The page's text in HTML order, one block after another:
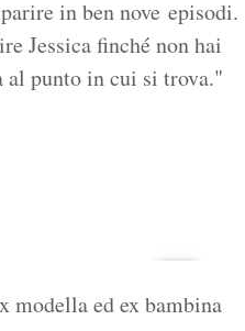
in ben nove episodi.
Jessica finché non hai
al punto in cui si trova."
modella ed ex bambina